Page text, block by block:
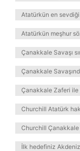
Atatürkün en
Atatürkün meşhur
Çanakkale Savaşı
Çanakkale
Çanakkale Zaferi ile
Churchill Atatürk
Churchill
İlk hedefiniz